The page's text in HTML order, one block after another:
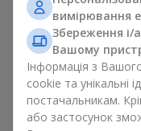
краса
Торти з живими
флористики та
десерт в поєднанні з
стильно й підкреслює
вимірювання
Збереження і/
Вашому
Інформація з
cookie та унікальні
постачальникам.
або застосунок